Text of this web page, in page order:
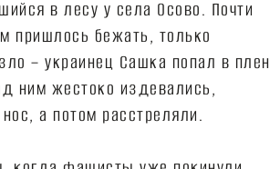
в лесу у села Осово. Почти
пришлось бежать, только
– украинец Сашка попал в плен
ним жестоко издевались,
а потом расстреляли.